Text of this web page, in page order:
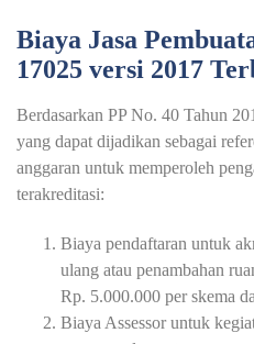
Biaya Jasa
17025 versi 2017
Berdasarkan PP No. 40 Tahun
yang dapat dijadikan sebagai
anggaran untuk memperoleh
terakreditasi:
Biaya pendaftaran untuk
ulang atau penambahan
Rp. 5.000.000 per skema
Biaya Assessor untuk